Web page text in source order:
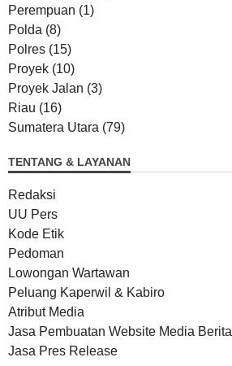
Perempuan (1)
Polda (8)
Polres (15)
Proyek (10)
Proyek Jalan (3)
Riau (16)
Sumatera Utara (79)
TENTANG & LAYANAN
Redaksi
UU Pers
Kode Etik
Pedoman
Lowongan Wartawan
Peluang Kaperwil & Kabiro
Atribut Media
Jasa Pembuatan Website Media Berita
Jasa Pres Release